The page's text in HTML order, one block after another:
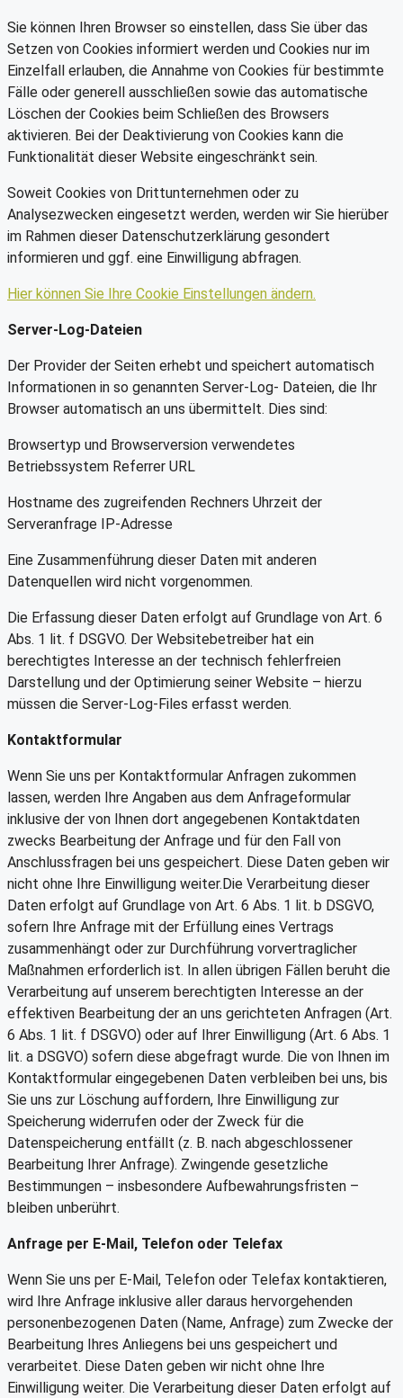
Sie können Ihren Browser so einstellen, dass Sie über das
Setzen von Cookies informiert werden und Cookies nur im
Einzelfall erlauben, die Annahme von Cookies für bestimmte
Fälle oder generell ausschließen sowie das automatische
Löschen der Cookies beim Schließen des Browsers
aktivieren. Bei der Deaktivierung von Cookies kann die
Funktionalität dieser Website eingeschränkt sein.
Soweit Cookies von Drittunternehmen oder zu
Analysezwecken eingesetzt werden, werden wir Sie hierüber
im Rahmen dieser Datenschutzerklärung gesondert
informieren und ggf. eine Einwilligung abfragen.
Hier können Sie Ihre Cookie Einstellungen ändern.
Server-Log-Dateien
Der Provider der Seiten erhebt und speichert automatisch
Informationen in so genannten Server-Log- Dateien, die Ihr
Browser automatisch an uns übermittelt. Dies sind:
Browsertyp und Browserversion verwendetes
Betriebssystem Referrer URL
Hostname des zugreifenden Rechners Uhrzeit der
Serveranfrage IP-Adresse
Eine Zusammenführung dieser Daten mit anderen
Datenquellen wird nicht vorgenommen.
Die Erfassung dieser Daten erfolgt auf Grundlage von Art. 6
Abs. 1 lit. f DSGVO. Der Websitebetreiber hat ein
berechtigtes Interesse an der technisch fehlerfreien
Darstellung und der Optimierung seiner Website – hierzu
müssen die Server-Log-Files erfasst werden.
Kontaktformular
Wenn Sie uns per Kontaktformular Anfragen zukommen
lassen, werden Ihre Angaben aus dem Anfrageformular
inklusive der von Ihnen dort angegebenen Kontaktdaten
zwecks Bearbeitung der Anfrage und für den Fall von
Anschlussfragen bei uns gespeichert. Diese Daten geben wir
nicht ohne Ihre Einwilligung weiter.Die Verarbeitung dieser
Daten erfolgt auf Grundlage von Art. 6 Abs. 1 lit. b DSGVO,
sofern Ihre Anfrage mit der Erfüllung eines Vertrags
zusammenhängt oder zur Durchführung vorvertraglicher
Maßnahmen erforderlich ist. In allen übrigen Fällen beruht die
Verarbeitung auf unserem berechtigten Interesse an der
effektiven Bearbeitung der an uns gerichteten Anfragen (Art.
6 Abs. 1 lit. f DSGVO) oder auf Ihrer Einwilligung (Art. 6 Abs. 1
lit. a DSGVO) sofern diese abgefragt wurde. Die von Ihnen im
Kontaktformular eingegebenen Daten verbleiben bei uns, bis
Sie uns zur Löschung auffordern, Ihre Einwilligung zur
Speicherung widerrufen oder der Zweck für die
Datenspeicherung entfällt (z. B. nach abgeschlossener
Bearbeitung Ihrer Anfrage). Zwingende gesetzliche
Bestimmungen – insbesondere Aufbewahrungsfristen –
bleiben unberührt.
Anfrage per E-Mail, Telefon oder Telefax
Wenn Sie uns per E-Mail, Telefon oder Telefax kontaktieren,
wird Ihre Anfrage inklusive aller daraus hervorgehenden
personenbezogenen Daten (Name, Anfrage) zum Zwecke der
Bearbeitung Ihres Anliegens bei uns gespeichert und
verarbeitet. Diese Daten geben wir nicht ohne Ihre
Einwilligung weiter. Die Verarbeitung dieser Daten erfolgt auf